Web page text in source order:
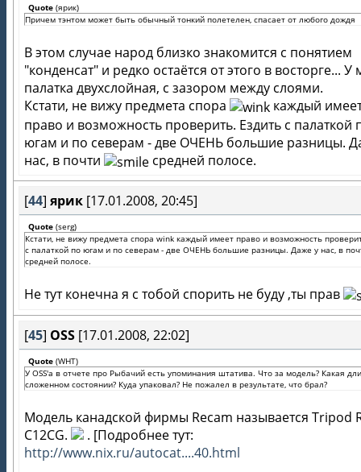
Quote (ярик)
Причем тэнтом может быть обычный тонкий полетелен, спасает от любого дождя
В этом случае народ близко знакомится с понятием
"конденсат" и редко остаётся от этого в восторге... У
палатка двухслойная, с зазором между слоями.
Кстати, не вижу предмета спора
каждый
право и возможность проверить. Ездить с палаткой
югам и по северам - две ОЧЕНЬ большие разницы.
нас, в почти
средней полосе.
[44] ярик [17.01.2008, 20:45]
Quote (serg)
Кстати, не вижу предмета спора wink каждый имеет право и возможность
с палаткой по югам и по северам - две ОЧЕНЬ большие разницы. Даже у нас, в
средней полосе.
Не тут конечна я с тобой спорить не буду ,ты прав
[45] OSS [17.01.2008, 22:02]
Quote (WHT)
У OSS'а в отчете про Рыбачий есть упоминания штатива. Что за модель? Какая
сложенном состоянии? Куда упаковал? Не пожалел в результате, что брал?
Модель канадской фирмы Recam называется Тripod
C12CG.
. [Подробнее тут:
http://www.nix.ru/autocat....40.html